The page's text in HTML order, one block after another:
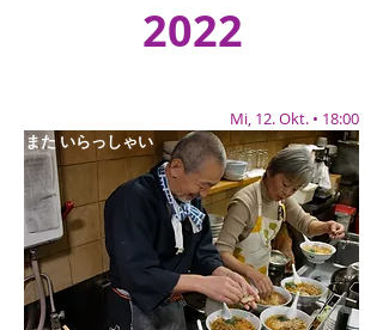
2022
Mi, 12. Okt. • 18:00
また いらっしゃい